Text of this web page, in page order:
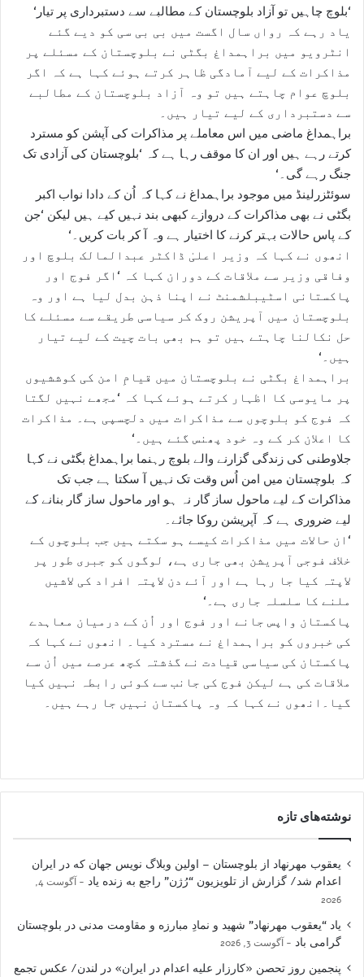
‘بلوچ چاہیں تو آزاد بلوچستان کے مطالبے سے دستبرداری پر تیار‘
یاد رہے کہ رواں سال اگست میں بی بی سی کو دیے گئے
انٹرویو میں براہمداغ بگٹی نے بلوچستان کے مسئلے پر
مذاکرات کے لیے آمادگی ظاہر کرتے ہوئے کہا ہے کہ اگر
بلوچ عوام چاہتے ہیں تو وہ آزاد بلوچستان کے مطالبے
سے دستبرداری کے لیے تیار ہیں۔
براہمداغ ماضی میں اس معاملے پر مذاکرات کی آپشن کو مسترد
کرتے رہے ہیں اور ان کا موقف رہا ہے کہ ‘بلوچستان کی آزادی تک
جنگ رہے گی۔‘
سوئٹزرلینڈ میں موجود براہمداغ نے کہا کہ اُن کے دادا نواب اکبر
بگٹی نے بھی مذاکرات کے دروازے کبھی بند نہیں کیے ہیں لیکن ‘جن
کے پاس حالات بہتر کرنے کا اختیار ہے وہ آ کر بات کریں۔‘
انھوں نے کہا کہ وزیر اعلیٰ ڈاکٹر عبدالمالک بلوچ اور
وفاقی وزیر سے ملاقات کے دوران کہا کہ ‘اگر فوج اور
پاکستانی اسٹیبلشمنٹ نے اپنا ذہن بدل لیا ہے اور وہ
بلوچستان میں آپریشن روک کر سیاسی طریقے سے مسئلے کا
حل نکالنا چاہتے ہیں تو ہم بھی بات چیت کے لیے تیار
ہیں۔‘
براہمداغ بگٹی نے بلوچستان میں قیامِ امن کی کوششیوں
پر مایوسی کا اظہار کرتے ہوئے کہا کہ ‘مجھے نہیں لگتا
کہ فوج کو بلوچوں سے مذاکرات میں دلچسپی ہے۔ مذاکرات
کا اعلان کر کے وہ خود پھنس گئے ہیں۔‘
جلاوطنی کی زندگی گزارنے والے بلوچ رہنما براہمداغ بگٹی نے کہا
کہ بلوچستان میں امن اُس وقت تک نہیں آ سکتا ہے جب تک
مذاکرات کے لیے ماحول ساز گار نہ ہو اور ماحول ساز گار بنانے کے
لیے ضروری ہے کہ آپریشن روکا جائے۔
‘ان حالات میں مذاکرات کیسے ہو سکتے ہیں جب بلوچوں کے
خلاف فوجی آپریشن بھی جاری ہے، لوگوں کو جبری طور پر
لاپتہ کیا جا رہا ہے اور آئے دن لاپتہ افراد کی لاشیں
ملنے کا سلسلہ جاری ہے۔‘
پاکستان واپس جانے اور فوج اور اُن کے درمیان معاہدے
کی خبروں کو براہمداغ نے مسترد کیا۔ انھوں نے کہا کہ
پاکستان کی سیاسی قیادت نے گذشتہ کچھ عرصے میں اُن سے
ملاقات کی ہے لیکن فوج کی جانب سے کوئی رابطہ نہیں کیا
گیا۔انھوں نے کہا کہ وہ پاکستان نہیں جا رہے ہیں۔
نوشته‌های تازه
یعقوب مهرنهاد از بلوچستان – اولین وبلاگ نویس جهان که در ایران
اعدام شد/ گزارش از تلویزیون “رُژن” راجع به زنده یاد
آگوست 4,
2026
یاد “یعقوب مهرنهاد” شهید و نمادِ مبارزه و مقاومت مدنی در بلوچستان
گرامی باد
آگوست 3, 2026
پنجمین روز تحصن «کارزار علیه اعدام در ایران» در لندن/ عکس تجمع